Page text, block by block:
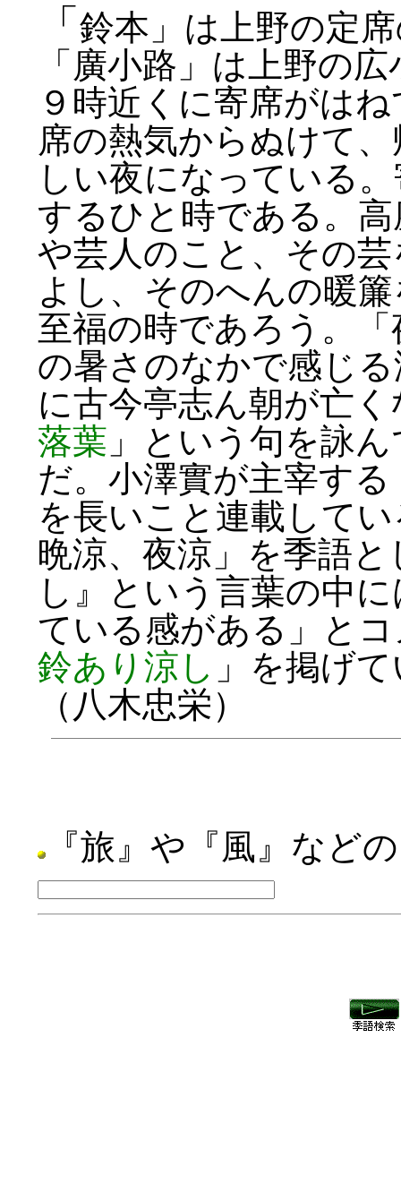
「 鈴本」は上野の定
「廣小路」は上野の
９時近くに寄席がは
席の熱気からぬけて
しい夜になっている
するひと時である。
や芸人のこと、その
よし、そのへんの暖
至福の時であろう。
の暑さのなかで感じ
に古今亭志ん朝が亡
落葉 」という句を詠
だ。小澤實が主宰す
を長いこと連載して
晩涼、夜涼」を季語
し』という言葉の中
ている感がある」と
鈴あり涼し 」を掲げ
（八木忠栄）
『旅』や『風』など